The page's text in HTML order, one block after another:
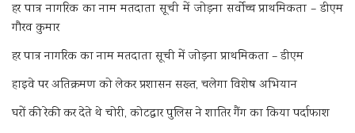
हर पात्र नागरिक का नाम मतदाता सूची में जोड़ना सर्वोच्च प्राथमिकता – डीएम
गौरव कुमार
हर पात्र नागरिक का नाम मतदाता सूची में जोड़ना प्राथमिकता – डीएम
हाइवे पर अतिक्रमण को लेकर प्रशासन सख्त, चलेगा विशेष अभियान
घरों की रेकी कर देते थे चोरी, कोटद्वार पुलिस ने शातिर गैंग का किया पर्दाफाश